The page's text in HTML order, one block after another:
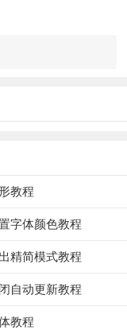
；
话；
盆；
；
教程
字体颜色教程
精简模式教程
自动更新教程
教程